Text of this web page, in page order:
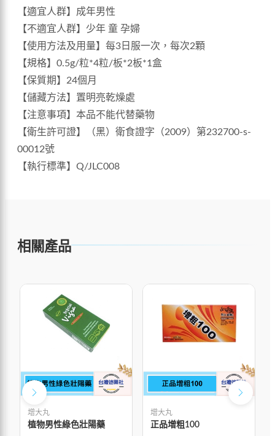
【適宜人群】成年男性
【不適宜人群】少年 童 孕婦
【使用方法及用量】每3日服一次，每次2顆
【規格】0.5g/粒*4粒/板*2板*1盒
【保質期】24個月
【儲藏方法】置明亮乾燥處
【注意事項】本品不能代替藥物
【衛生許可證】（黑）衛食證字（2009）第232700-s-
00012號
【執行標準】Q/JLC008
相關產品
增大丸
植物男性綠色壯陽藥
增大丸
正品增粗100